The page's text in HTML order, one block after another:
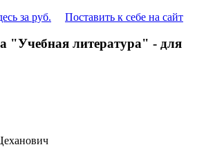
за руб. Поставить к себе на сайт
"Учебная литература" - для